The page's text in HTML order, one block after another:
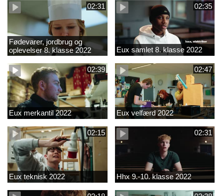
02:31
Fødevarer, jordbrug og
oplevelser 8. klasse 2022
02:35
Eux samlet 8. klasse 2022
02:39
Eux merkantil 2022
02:47
Eux velfærd 2022
02:15
Eux teknisk 2022
02:31
Hhx 9.-10. klasse 2022